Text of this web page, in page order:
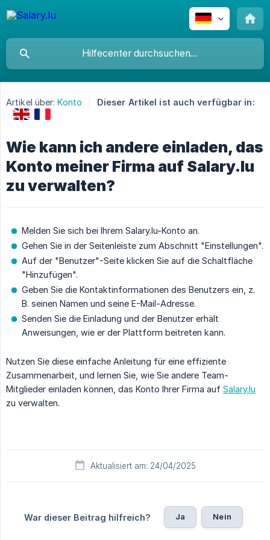
Artikel über: Konto Dieser Artikel ist auch verfügbar in:
Wie kann ich andere einladen, das
Konto meiner Firma auf Salary.lu
zu verwalten?
Melden Sie sich bei Ihrem Salary.lu-Konto an.
Gehen Sie in der Seitenleiste zum Abschnitt "Einstellungen".
Auf der "Benutzer"-Seite klicken Sie auf die Schaltfläche
"Hinzufügen".
Geben Sie die Kontaktinformationen des Benutzers ein, z.
B. seinen Namen und seine E-Mail-Adresse.
Senden Sie die Einladung und der Benutzer erhält
Anweisungen, wie er der Plattform beitreten kann.
Nutzen Sie diese einfache Anleitung für eine effiziente
Zusammenarbeit, und lernen Sie, wie Sie andere Team-
Mitglieder einladen können, das Konto Ihrer Firma auf Salary.lu
zu verwalten.
Aktualisiert am: 24/04/2025
War dieser Beitrag hilfreich? Ja Nein